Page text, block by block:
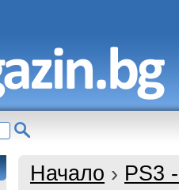
Начало › PS3